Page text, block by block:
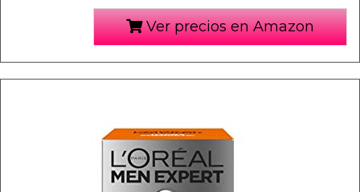
Ver precios en Amazon